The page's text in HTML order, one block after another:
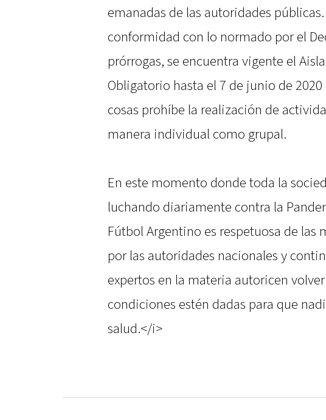
emanadas de las autoridades
conformidad con lo normado por el
prórrogas, se encuentra vigente el
Obligatorio hasta el 7 de junio de
cosas prohíbe la realización de
manera individual como grupal.
En este momento donde toda la
luchando diariamente contra la
Fútbol Argentino es respetuosa de las
por las autoridades nacionales y
expertos en la materia autoricen
condiciones estén dadas para que
salud.</i>